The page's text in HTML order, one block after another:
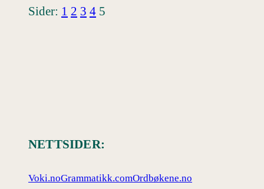
Sider: 1 2 3 4 5
NETTSIDER:
Voki.noGrammatikk.comOrdbøkene.no